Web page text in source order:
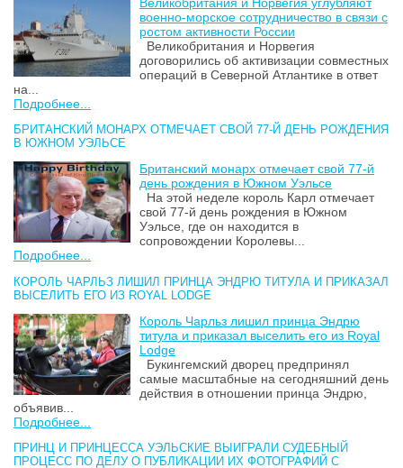
военно-морское сотрудничество в связи с
ростом активности России
Великобритания и Норвегия
договорились об активизации совместных
операций в Северной Атлантике в ответ
на...
Подробнее...
БРИТАНСКИЙ МОНАРХ ОТМЕЧАЕТ СВОЙ 77-Й ДЕНЬ РОЖДЕНИЯ
В ЮЖНОМ УЭЛЬСЕ
Британский монарх отмечает свой 77-й
день рождения в Южном Уэльсе
На этой неделе король Карл отмечает
свой 77-й день рождения в Южном
Уэльсе, где он находится в
сопровождении Королевы...
Подробнее...
КОРОЛЬ ЧАРЛЬЗ ЛИШИЛ ПРИНЦА ЭНДРЮ ТИТУЛА И ПРИКАЗАЛ
ВЫСЕЛИТЬ ЕГО ИЗ ROYAL LODGE
Король Чарльз лишил принца Эндрю
титула и приказал выселить его из Royal
Lodge
Букингемский дворец предпринял
самые масштабные на сегодняшний день
действия в отношении принца Эндрю,
объявив...
Подробнее...
ПРИНЦ И ПРИНЦЕССА УЭЛЬСКИЕ ВЫИГРАЛИ СУДЕБНЫЙ
ПРОЦЕСС ПО ДЕЛУ О ПУБЛИКАЦИИ ИХ ФОТОГРАФИЙ С